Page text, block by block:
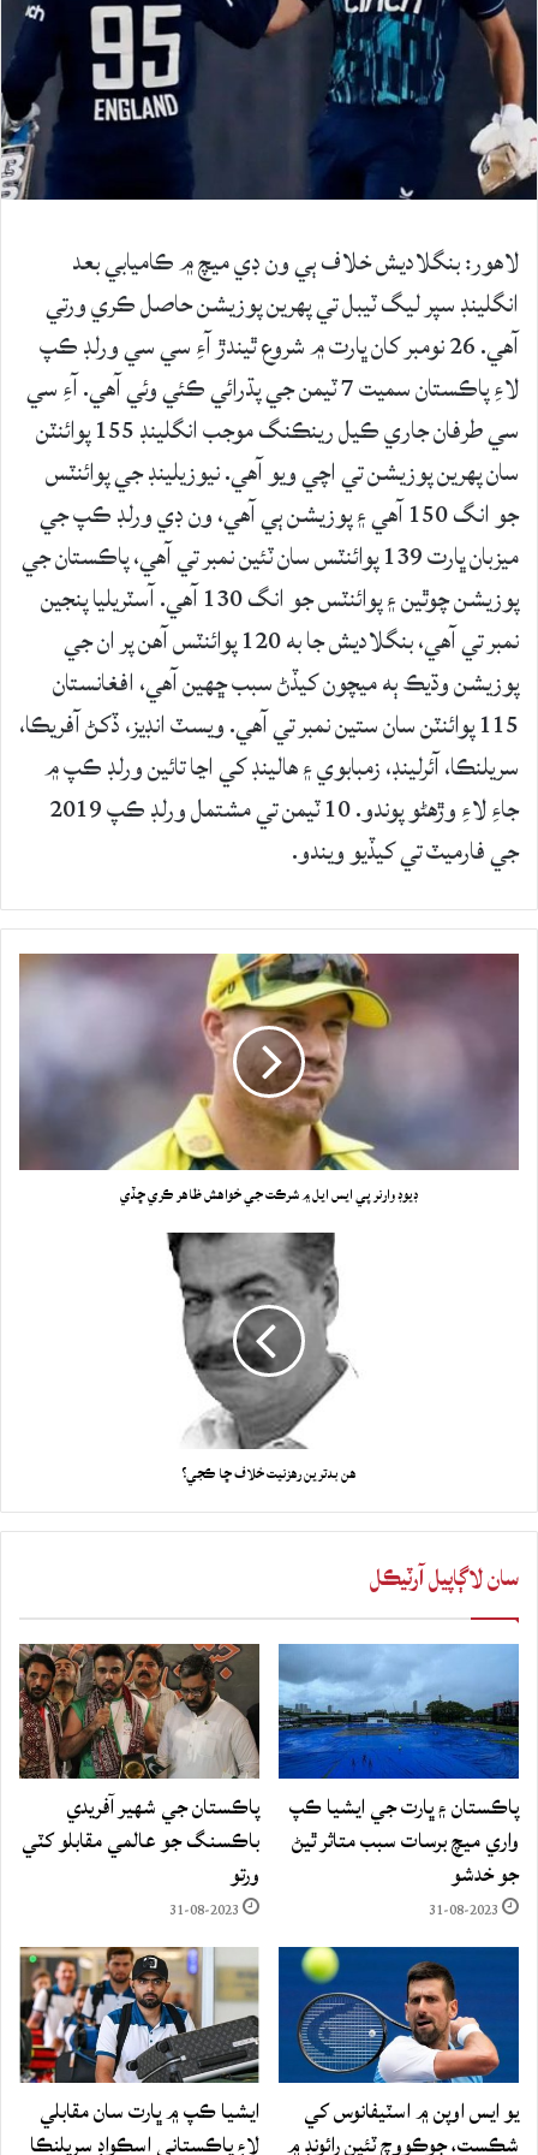
لاهور: بنگلاديش خلاف ٻي ون ڊي ميچ ۾ ڪاميابي بعد
انگلينڊ سپر ليگ ٽيبل تي پهرين پوزيشن حاصل ڪري ورتي
آهي. 26 نومبر کان ڀارت ۾ شروع ٿيندڙ آءِ سي سي ورلڊ ڪپ
لاءِ پاڪستان سميت 7 ٽيمن جي پڌرائي ڪئي وئي آهي. آءِ سي
سي طرفان جاري ڪيل رينڪنگ موجب انگلينڊ 155 پوائنٽن
سان پهرين پوزيشن تي اچي ويو آهي. نيوزيلينڊ جي پوائنٽس
جو انگ 150 آهي ۽ پوزيشن ٻي آهي، ون ڊي ورلڊ ڪپ جي
ميزبان ڀارت 139 پوائنٽس سان ٽئين نمبر تي آهي، پاڪستان جي
پوزيشن چوٿين ۽ پوائنٽس جو انگ 130 آهي. آسٽريليا پنجين
نمبر تي آهي، بنگلاديش جا به 120 پوائنٽس آهن پر ان جي
پوزيشن وڌيڪ ٻه ميچون کيڏڻ سبب ڇهين آهي، افغانستان
115 پوائنٽن سان ستين نمبر تي آهي. ويسٽ انڊيز، ڏکڻ آفريڪا،
سريلنڪا، آئرلينڊ، زمبابوي ۽ هالينڊ کي اڃا تائين ورلڊ ڪپ ۾
جاءِ لاءِ وڙهڻو پوندو. 10 ٽيمن تي مشتمل ورلڊ ڪپ 2019
جي فارميٽ تي کيڏيو ويندو.
ڊيوڊ وارنر پي ايس ايل ۾ شرڪت جي خواهش ظاهر ڪري ڇڏي
هن بدترين رهزنيت خلاف ڇا ڪجي؟
سان لاڳاپيل آرٽيڪل
پاڪستان ۽ ڀارت جي ايشيا ڪپ
واري ميچ برسات سبب متاثر ٿيڻ
جو خدشو
31-08-2023
پاڪستان جي شهير آفريدي
باڪسنگ جو عالمي مقابلو کٽي
ورتو
31-08-2023
يو ايس اوپن ۾ اسٽيفانوس کي
شڪست، جوڪووچ ٽئين رائونڊ ۾
ايشيا ڪپ ۾ ڀارت سان مقابلي
لاءِ پاڪستاني اسڪواڊ سريلنڪا